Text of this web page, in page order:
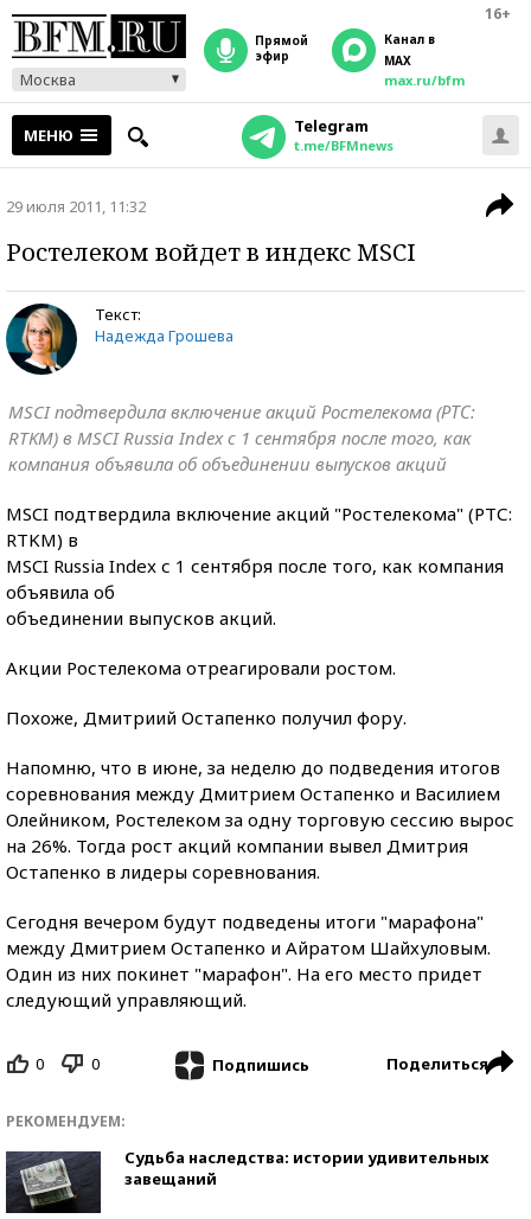
16+
Москва
прямой
эфир
Канал в
MAX
max.ru/bfm
МЕНЮ Telegram
t.me/BFMnews
29 июля 2011, 11:32
Ростелеком войдет в индекс MSCI
Текст:
Надежда Грошева
MSCI подтвердила включение акций Ростелекома (РТС:
RTKM) в MSCI Russia Index с 1 сентября после того, как
компания объявила об объединении выпусков акций
MSCI подтвердила включение акций "Ростелекома" (РТС:
RTKM) в
MSCI Russia Index с 1 сентября после того, как компания
объявила об
объединении выпусков акций.
Акции Ростелекома отреагировали ростом.
Похоже, Дмитриий Остапенко получил фору.
Напомню, что в июне, за неделю до подведения итогов
соревнования между Дмитрием Остапенко и Василием
Олейником, Ростелеком за одну торговую сессию вырос
на 26%. Тогда рост акций компании вывел Дмитрия
Остапенко в лидеры соревнования.
Сегодня вечером будут подведены итоги "марафона"
между Дмитрием Остапенко и Айратом Шайхуловым.
Один из них покинет "марафон". На его место придет
следующий управляющий.
0 0 Подпишись Поделиться
РЕКОМЕНДУЕМ:
Судьба наследства: истории удивительных
завещаний